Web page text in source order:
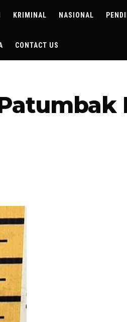
KRIMINAL NASIONAL
CONTACT US